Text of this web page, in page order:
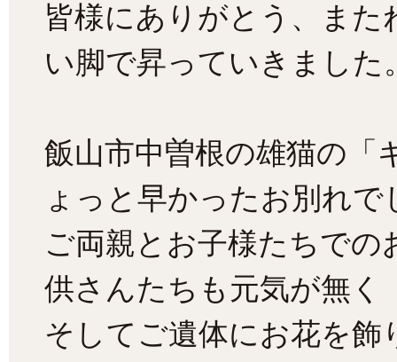
皆様にありがとう、ま
い脚で昇っていきました
飯山市中曽根の雄猫の「
ょっと早かったお別れで
ご両親とお子様たちで
供さんたちも元気が無く
そしてご遺体にお花を